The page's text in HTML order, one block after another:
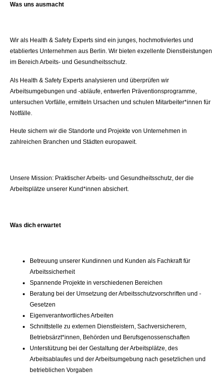
Was uns ausmacht
Wir als Health & Safety Experts sind ein junges, hochmotiviertes und
etabliertes Unternehmen aus Berlin. Wir bieten exzellente Dienstleistungen
im Bereich Arbeits- und Gesundheitsschutz.
Als Health & Safety Experts analysieren und überprüfen wir
Arbeitsumgebungen und -abläufe, entwerfen Präventionsprogramme,
untersuchen Vorfälle, ermitteln Ursachen und schulen Mitarbeiter*innen für
Notfälle.
Heute sichern wir die Standorte und Projekte von Unternehmen in
zahlreichen Branchen und Städten europaweit.
Unsere Mission: Praktischer Arbeits- und Gesundheitsschutz, der die
Arbeitsplätze unserer Kund*innen absichert.
Was dich erwartet
Betreuung unserer Kundinnen und Kunden als Fachkraft für
Arbeitssicherheit
Spannende Projekte in verschiedenen Bereichen
Beratung bei der Umsetzung der Arbeitsschutzvorschriften und -
Gesetzen
Eigenverantwortliches Arbeiten
Schnittstelle zu externen Dienstleistern, Sachversicherern,
Betriebsärzt*innen, Behörden und Berufsgenossenschaften
Unterstützung bei der Gestaltung der Arbeitsplätze, des
Arbeitsablaufes und der Arbeitsumgebung nach gesetzlichen und
betrieblichen Vorgaben